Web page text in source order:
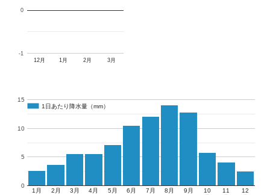
12月 1月 2月 3月
-1
0
1月 2月 3月 4月 5月 6月 7月 8月 9月
10
11
12
0
5
10
15
1日あたり降水量（mm）
1日あたり降水量（mm）